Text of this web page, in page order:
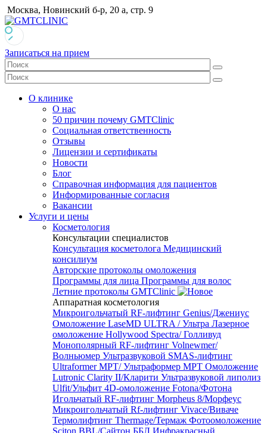
Москва, Новинский б-р, 20 а, стр. 9
Записаться на прием
О клинике
О нас
50 причин почему GMTClinic
Социальная ответственность
Отзывы
Лицензии и сертификаты
Новости
Блог
Справочная информация для пациентов
Информированные согласия
Вакансии
Услуги и цены
Косметология
Консультации специалистов
Консультация косметолога Медицинский
консилиум
Авторские протоколы омоложения
Программы для лица Программы для волос
Летние протоколы GMTClinic
Аппаратная косметология
Микроигольчатый RF-лифтинг Genius/Джениус
Омоложение LaseMD ULTRA / Ультра Лазерное
омоложение Hollywood Spectra/ Голливуд
Монополярный RF-лифтинг Volnewmer/
Волньюмер Ультразвуковой SMAS-лифтинг
Ultraformer MPT/ Ультраформер MPT Омоложение
Lutronic Clarity II/Кларити Ультразвуковой липолиз
Ulfit/Ульфит 4D-омоложение Fotona/Фотона
Игольчатый RF-лифтинг Morpheus 8/Морфеус
Микроигольчатый Rf-лифтинг Vivace/Виваче
Термолифтинг Thermage/Термаж Фотоомоложение
Sciton BBL/Сайтон ББЛ Инфракрасный